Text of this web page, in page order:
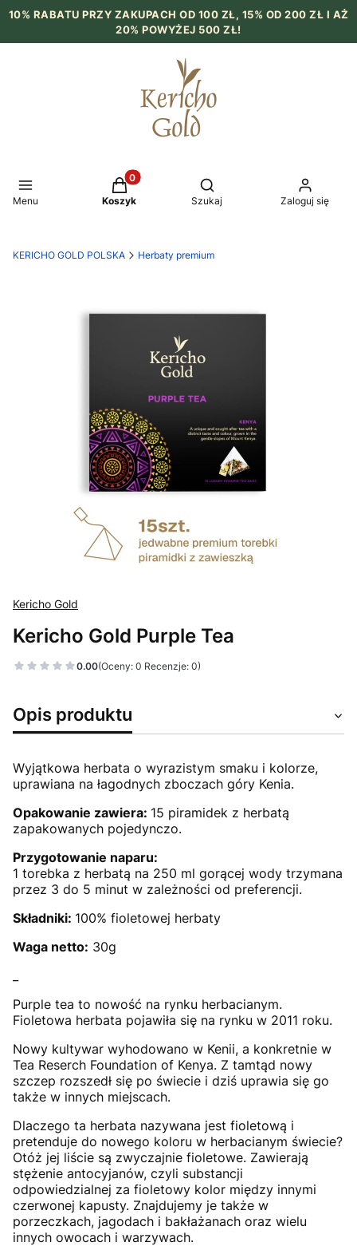
10% RABATU PRZY ZAKUPACH OD 100 ZŁ, 15% OD 200 ZŁ I AŻ
20% POWYŻEJ 500 ZŁ!
Menu
Produkty w koszyku: 0. Zobacz szczegóły
Koszyk
Otwórz wyszukiwarkę
Szukaj Zaloguj się
KERICHO GOLD POLSKA Herbaty premium
Kericho Gold
Kericho Gold Purple Tea
0.00(Oceny: 0 Recenzje: 0)
Opis produktu
Wyjątkowa herbata o wyrazistym smaku i kolorze,
uprawiana na łagodnych zboczach góry Kenia.
Opakowanie zawiera: 15 piramidek z herbatą
zapakowanych pojedynczo.
Przygotowanie naparu:
1 torebka z herbatą na 250 ml gorącej wody trzymana
przez 3 do 5 minut w zależności od preferencji.
Składniki: 100% fioletowej herbaty
Waga netto: 30g
Purple tea to nowość na rynku herbacianym.
Fioletowa herbata pojawiła się na rynku w 2011 roku.
Nowy kultywar wyhodowano w Kenii, a konkretnie w
Tea Reserch Foundation of Kenya. Z tamtąd nowy
szczep rozszedł się po świecie i dziś uprawia się go
także w innych miejscach.
Dlaczego ta herbata nazywana jest fioletową i
pretenduje do nowego koloru w herbacianym świecie?
Otóż jej liście są zwyczajnie fioletowe. Zawierają
stężenie antocyjanów, czyli substancji
odpowiedzialnej za fioletowy kolor między innymi
czerwonej kapusty. Znajdujemy je także w
porzeczkach, jagodach i bakłażanach oraz wielu
innych owocach i warzywach.